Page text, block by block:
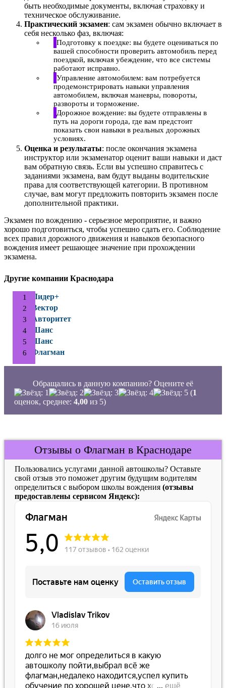
быть необходимые документы, включая страховку и
техническое обслуживание.
Практический экзамен: сам экзамен обычно включает в
себя несколько фаз, включая:
Подготовку к поездке: вы будете оцениваться по
вашей способности проверить автомобиль перед
поездкой, включая убеждение, что все системы
работают исправно.
Управление автомобилем: вам потребуется
продемонстрировать навыки управления
автомобилем, включая маневры, повороты,
развороты и торможение.
Дорожное вождение: вы будете отправлены в
путь на дороги города, где вам предстоит
показать свои навыки в реальных дорожных
условиях.
Оценка и результаты: после окончания экзамена
инструктор или экзаменатор оценит ваши навыки и даст
вам обратную связь. Если вы успешно справитесь с
заданиями экзамена, вам будут выданы водительские
права для соответствующей категории. В противном
случае, вам могут предложить повторить экзамен после
дополнительной практики.
Экзамен по вождению - серьезное мероприятие, и важно
хорошо подготовиться, чтобы успешно сдать его. Соблюдение
всех правил дорожного движения и навыков безопасного
вождения имеет решающее значение при прохождении
экзамена.
Другие компании Краснодара
Лидер+
Вектор
Авторитет
Шанс
Шанс
Флагман
Обращались в данную компанию? Оцените её
(1
оценок, среднее: 4,00 из 5)
Отзывы о Флагман в Краснодаре
Пользовались услугами данной автошколы? Оставьте
свой отзыв это поможет другим будущим водителям
определиться с выбором школы вождения (отзывы
предоставлены сервисом Яндекс):